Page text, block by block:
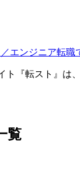
／エンジニア転
『転スト』は
覧